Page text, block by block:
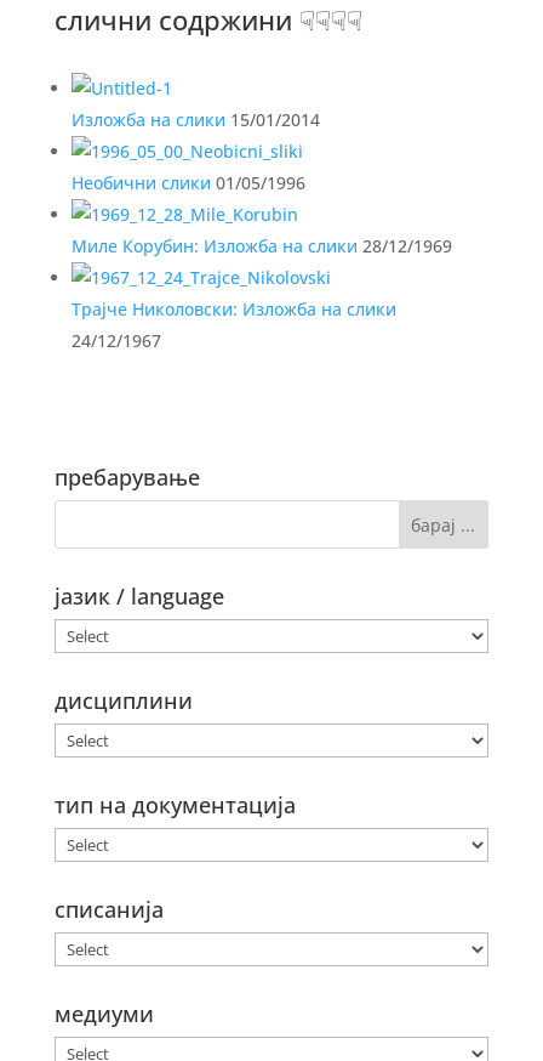
слични содржини ☟☟☟☟
Изложба на слики 15/01/2014
Необични слики 01/05/1996
Миле Корубин: Изложба на слики 28/12/1969
Трајче Николовски: Изложба на слики
24/12/1967
пребарување
јазик / language
дисциплини
тип на документација
списанија
медиуми